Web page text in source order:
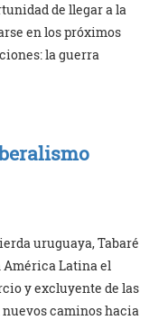
de llegar a la
en los próximos
la guerra
uruguaya, Tabaré
América Latina el
y excluyente de las
nuevos caminos hacia